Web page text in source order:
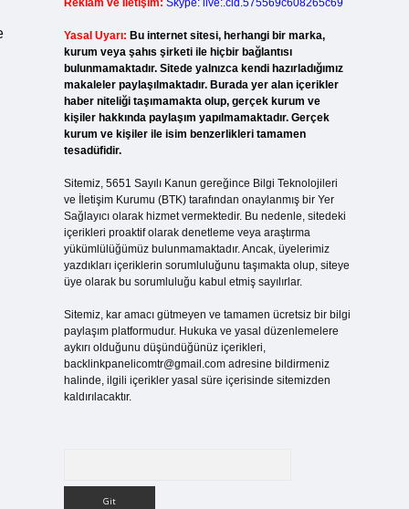
Reklam ve İletişim: Skype: live:.cid.575569c608265c69
Yasal Uyarı: Bu internet sitesi, herhangi bir marka,
kurum veya şahıs şirketi ile hiçbir bağlantısı
bulunmamaktadır. Sitede yalnızca kendi hazırladığımız
makaleler paylaşılmaktadır. Burada yer alan içerikler
haber niteliği taşımamakta olup, gerçek kurum ve
kişiler hakkında paylaşım yapılmamaktadır. Gerçek
kurum ve kişiler ile isim benzerlikleri tamamen
tesadüfidir.
Sitemiz, 5651 Sayılı Kanun gereğince Bilgi Teknolojileri
ve İletişim Kurumu (BTK) tarafından onaylanmış bir Yer
Sağlayıcı olarak hizmet vermektedir. Bu nedenle, sitedeki
içerikleri proaktif olarak denetleme veya araştırma
yükümlülüğümüz bulunmamaktadır. Ancak, üyelerimiz
yazdıkları içeriklerin sorumluluğunu taşımakta olup, siteye
üye olarak bu sorumluluğu kabul etmiş sayılırlar.
Sitemiz, kar amacı gütmeyen ve tamamen ücretsiz bir bilgi
paylaşım platformudur. Hukuka ve yasal düzenlemelere
aykırı olduğunu düşündüğünüz içerikleri,
backlinkpanelicomtr@gmail.comadresine bildirmeniz
halinde, ilgili içerikler yasal süre içerisinde sitemizden
kaldırılacaktır.